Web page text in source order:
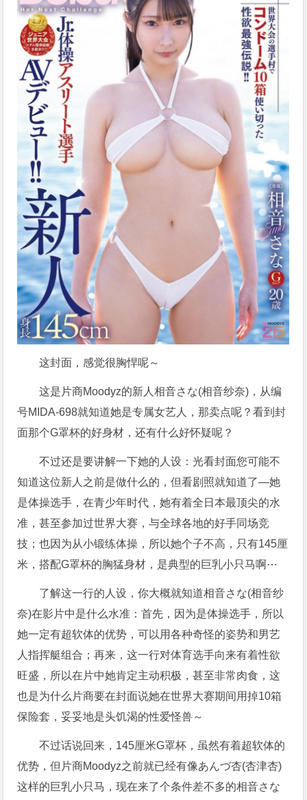
这封面，感觉很胸悍呢～
这是片商Moodyz的新人相音さな(相音纱奈)，从编
号MIDA-698就知道她是专属女艺人，那卖点呢？看到封
面那个G罩杯的好身材，还有什么好怀疑呢？
不过还是要讲解一下她的人设：光看封面您可能不
知道这位新人之前是做什么的，但看剧照就知道了—她
是体操选手，在青少年时代，她有着全日本最顶尖的水
准，甚至参加过世界大赛，与全球各地的好手同场竞
技；也因为从小锻练体操，所以她个子不高，只有145厘
米，搭配G罩杯的胸猛身材，是典型的巨乳小只马啊⋯
了解这一行的人设，你大概就知道相音さな(相音纱
奈)在影片中是什么水准：首先，因为是体操选手，所以
她一定有超软体的优势，可以用各种奇怪的姿势和男艺
人指挥艇组合；再来，这一行对体育选手向来有着性欲
旺盛，所以在片中她肯定主动积极，甚至非常肉食，这
也是为什么片商要在封面说她在世界大赛期间用掉10箱
保险套，妥妥地是头饥渴的性爱怪兽～
不过话说回来，145厘米G罩杯，虽然有着超软体的
优势，但片商Moodyz之前就已经有像あんづ杏(杏津杏)
这样的巨乳小只马，现在来了个条件差不多的相音さな